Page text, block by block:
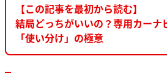
【この記事を最初から読む】
結局どっちがいいの？専用カーナ
「使い分け」の極意